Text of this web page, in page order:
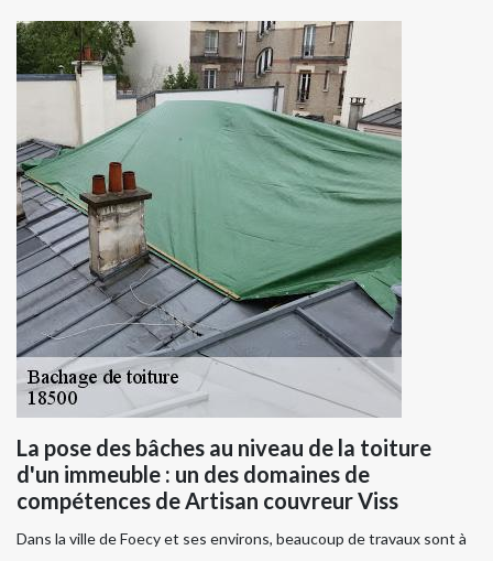
La pose des bâches au niveau de la toiture
d'un immeuble : un des domaines de
compétences de Artisan couvreur Viss
Dans la ville de Foecy et ses environs, beaucoup de travaux sont à